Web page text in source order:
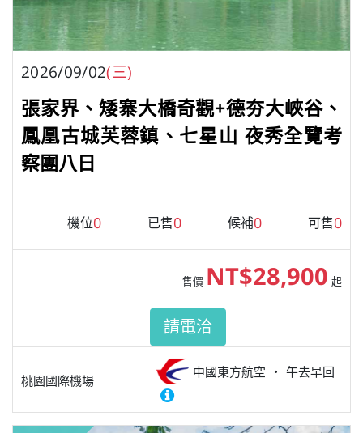
2026/09/02(三)
張家界、矮寨大橋奇觀+德夯大峽谷、
鳳凰古城芙蓉鎮、七星山 夜秀全覽考
察團八日
機位0 已售0 候補0 可售0
桃園國際機場
中國東方航空 午去早回
售價 NT$28,900 起
請電洽